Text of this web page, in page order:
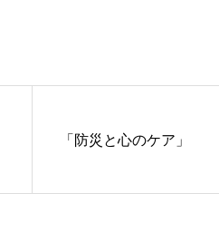
「防災と心のケア」